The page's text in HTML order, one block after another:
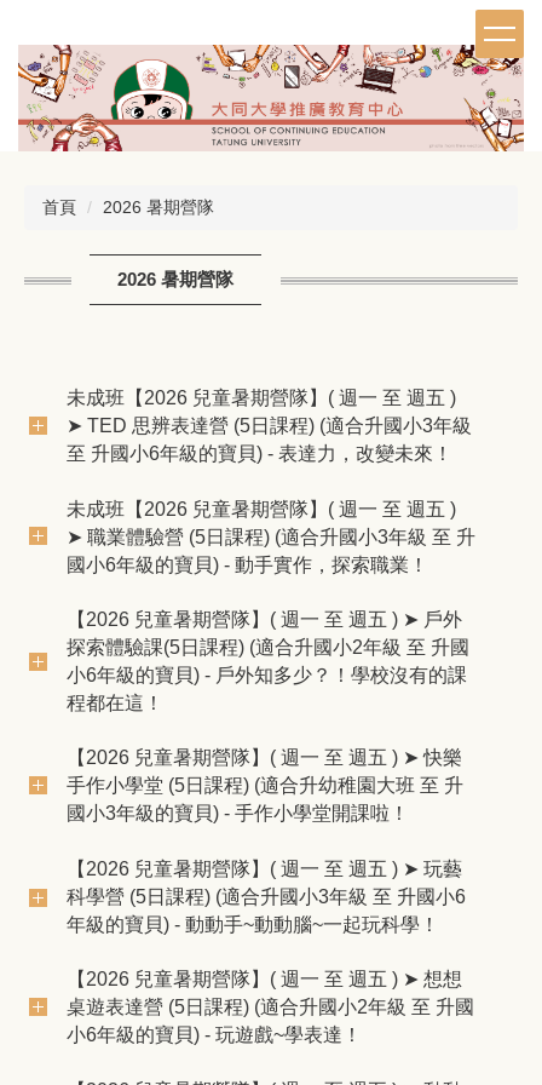
到
主
內
首頁
2026 暑期營隊
2026 暑期營隊
未成班【2026 兒童暑期營隊】( 週一 至 週五 )
➤ TED 思辨表達營 (5日課程) (適合升國小3年級
至 升國小6年級的寶貝) - 表達力，改變未來！
未成班【2026 兒童暑期營隊】( 週一 至 週五 )
➤ 職業體驗營 (5日課程) (適合升國小3年級 至 升
國小6年級的寶貝) - 動手實作，探索職業！
【2026 兒童暑期營隊】( 週一 至 週五 ) ➤ 戶外
探索體驗課(5日課程) (適合升國小2年級 至 升國
小6年級的寶貝) - 戶外知多少？！學校沒有的課
程都在這！
【2026 兒童暑期營隊】( 週一 至 週五 ) ➤ 快樂
手作小學堂 (5日課程) (適合升幼稚園大班 至 升
國小3年級的寶貝) - 手作小學堂開課啦！
【2026 兒童暑期營隊】( 週一 至 週五 ) ➤ 玩藝
科學營 (5日課程) (適合升國小3年級 至 升國小6
年級的寶貝) - 動動手~動動腦~一起玩科學！
【2026 兒童暑期營隊】( 週一 至 週五 ) ➤ 想想
桌遊表達營 (5日課程) (適合升國小2年級 至 升國
小6年級的寶貝) - 玩遊戲~學表達！